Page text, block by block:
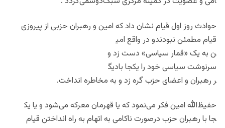
حوادث روز اول قیام نشان داد که امین و رهبران حزبی از پیروزی
قیام مطمئن نبودندو در واقع امی
ن به یک «قمار سیاسی» دست زد و
سرنوشت سیاسی خود را یکجا بادیگ
ر رهبران و اعضای حزب گره زد و به مخاطره انداخت.
حفیظ‌الله امین فکر می‌نمود که یا قهرمان معرکه می‌شود و یا یک
جا با رهبران حزب درصورت ناکامی به اتهام به راه انداختن قیام